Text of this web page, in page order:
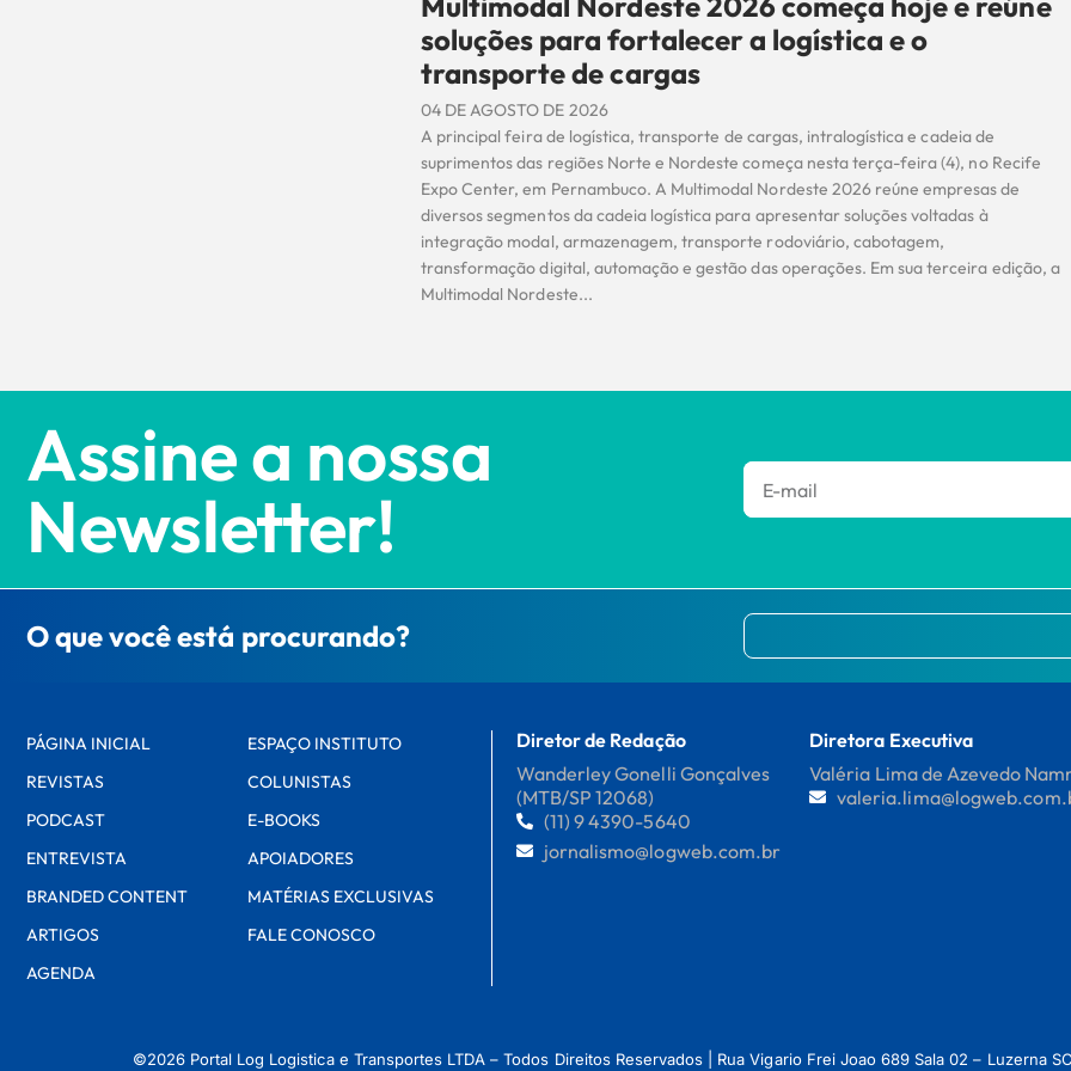
soluções para fortalecer a logística e o
transporte de cargas
04 DE AGOSTO DE 2026
A principal feira de logística, transporte de cargas, intralogística e cadeia de
suprimentos das regiões Norte e Nordeste começa nesta terça-feira (4), no Recife
Expo Center, em Pernambuco. A Multimodal Nordeste 2026 reúne empresas de
diversos segmentos da cadeia logística para apresentar soluções voltadas à
integração modal, armazenagem, transporte rodoviário, cabotagem,
transformação digital, automação e gestão das operações. Em sua terceira edição, a
Multimodal Nordeste...
Assine a nossa
Newsletter!
O que você está procurando?
PÁGINA INICIAL
REVISTAS
PODCAST
ENTREVISTA
BRANDED CONTENT
ARTIGOS
AGENDA
ESPAÇO INSTITUTO
COLUNISTAS
E-BOOKS
APOIADORES
MATÉRIAS EXCLUSIVAS
FALE CONOSCO
Diretor de Redação
Wanderley Gonelli Gonçalves
(MTB/SP 12068)
(11) 9 4390-5640
jornalismo@logweb.com.br
Diretora Executiva
Valéria Lima de Azevedo
©2026 Portal Log Logistica e Transportes LTDA – Todos Direitos Reservados | Rua Vigario Frei Joao 689 Sala 02 – Luzerna